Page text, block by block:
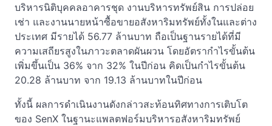
บริหารนิติบุคคลอาคารชุด งานบริหารทรัพย์สิน การปล่อย
เช่า และงานนายหน้าซื้อขายอสังหาริมทรัพย์ทั้งในและต่าง
ประเทศ มีรายได้ 56.77 ล้านบาท ถือเป็นฐานรายได้ที่มี
ความเสถียรสูงในภาวะตลาดผันผวน โดยอัตรากำไรขั้นต้น
เพิ่มขึ้นเป็น 36% จาก 32% ในปีก่อน คิดเป็นกำไรขั้นต้น
20.28 ล้านบาท จาก 19.13 ล้านบาทในปีก่อน
ทั้งนี้ ผลการดำเนินงานดังกล่าวสะท้อนทิศทางการเติบโต
ของ SenX ในฐานะแพลตฟอร์มบริหารอสังหาริมทรัพย์